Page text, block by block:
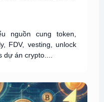
nguồn cung token,
FDV, vesting, unlock
án crypto....